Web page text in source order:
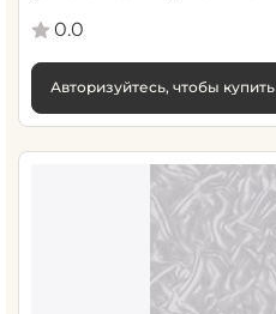
0.0
Авторизуйтесь, чтобы купить